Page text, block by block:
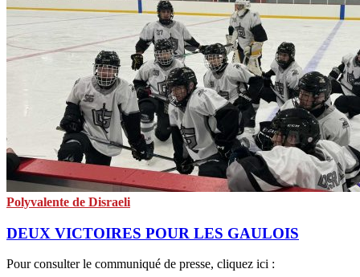
Polyvalente de Disraeli
DEUX VICTOIRES POUR LES GAULOIS
Pour consulter le communiqué de presse, cliquez ici :